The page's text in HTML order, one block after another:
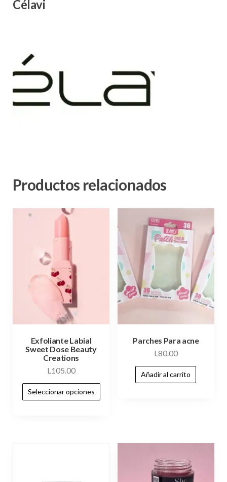
Célavi
Productos relacionados
Exfoliante Labial
Sweet Dose Beauty
Creations
L105.00
Seleccionar opciones
Parches Para acne
L80.00
Añadir al carrito